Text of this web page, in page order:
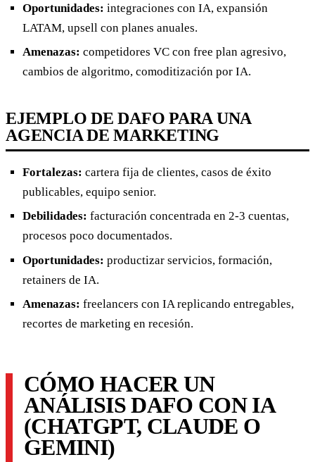
Oportunidades: integraciones con IA, expansión
LATAM, upsell con planes anuales.
Amenazas: competidores VC con free plan agresivo,
cambios de algoritmo, comoditización por IA.
EJEMPLO DE DAFO PARA UNA
AGENCIA DE MARKETING
Fortalezas: cartera fija de clientes, casos de éxito
publicables, equipo senior.
Debilidades: facturación concentrada en 2-3 cuentas,
procesos poco documentados.
Oportunidades: productizar servicios, formación,
retainers de IA.
Amenazas: freelancers con IA replicando entregables,
recortes de marketing en recesión.
CÓMO HACER UN
ANÁLISIS DAFO CON IA
(CHATGPT, CLAUDE O
GEMINI)